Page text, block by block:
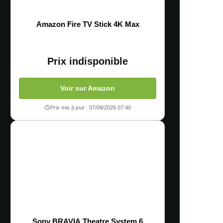
Amazon Fire TV Stick 4K Max
Prix indisponible
Voir sur Amazon
Prix mis à jour : 07/08/2026 07:40
Sony BRAVIA Theatre System 6